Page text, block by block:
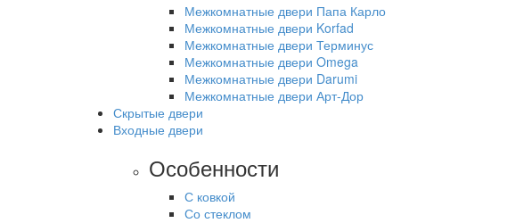
Межкомнатные двери Папа Карло
Межкомнатные двери Korfad
Межкомнатные двери Терминус
Межкомнатные двери Omega
Межкомнатные двери Darumi
Межкомнатные двери Арт-Дор
Скрытые двери
Входные двери
Особенности
С ковкой
Со стеклом